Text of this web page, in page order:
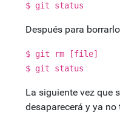
$ git status
Después para
$ git rm [file]
$ git status
La siguiente vez que
desaparecerá y ya